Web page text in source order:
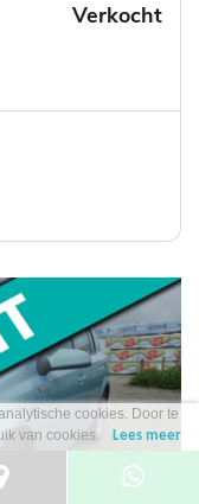
Verkocht
cookies. Door te
van cookies.
Lees meer